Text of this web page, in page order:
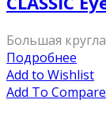
Большая
Подробнее
Add to Wishlist
Add To Compare